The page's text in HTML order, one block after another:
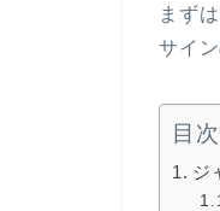
まず
サイ
目次
ジ